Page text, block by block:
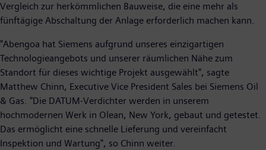
Vergleich zur herkömmlichen Bauweise, die eine mehr als
fünftägige Abschaltung der Anlage erforderlich machen kann.
"Abengoa hat Siemens aufgrund unseres einzigartigen
Technologieangebots und unserer räumlichen Nähe zum
Standort für dieses wichtige Projekt ausgewählt", sagte
Matthew Chinn, Executive Vice President Sales bei Siemens Oil
& Gas. "Die DATUM-Verdichter werden in unserem
hochmodernen Werk in Olean, New York, gebaut und getestet.
Das ermöglicht eine schnelle Lieferung und vereinfacht
Inspektion und Wartung", so Chinn weiter.